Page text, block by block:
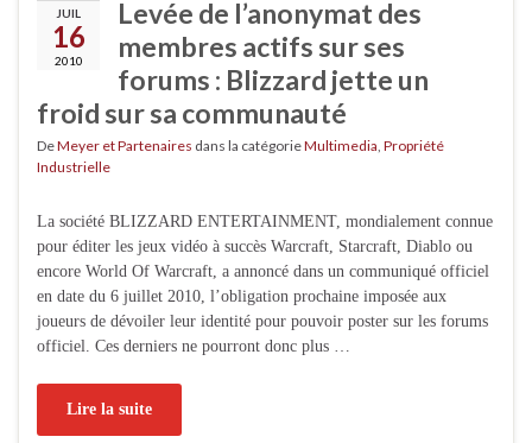
JUIL
16
2010
Levée de l’anonymat des
membres actifs sur ses
forums : Blizzard jette un
froid sur sa communauté
DeMeyer et Partenaires dans la catégorieMultimedia Propriété
Industrielle
La société BLIZZARD ENTERTAINMENT, mondialement connue
pour éditer les jeux vidéo à succès Warcraft, Starcraft, Diablo ou
encore World Of Warcraft, a annoncé dans un communiqué officiel
en date du 6 juillet 2010, l’obligation prochaine imposée aux
joueurs de dévoiler leur identité pour pouvoir poster sur les forums
officiel. Ces derniers ne pourront donc plus …
Lire la suite